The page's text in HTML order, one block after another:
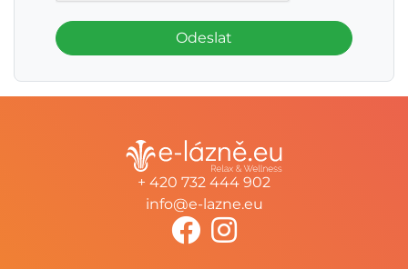
Odeslat
+ 420 732 444 902
info@e-lazne.eu